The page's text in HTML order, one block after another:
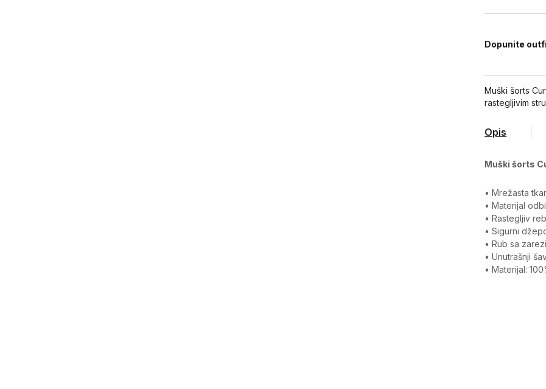
Dopunite
Muški šorts
rastegljivim
Opis
Muški šorts
• Mrežasta
• Materijal
• Rastegljiv
• Sigurni
• Rub sa
• Unutrašnji
• Materijal: